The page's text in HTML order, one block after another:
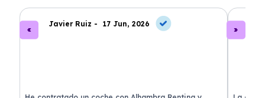
Javier Ruiz - 17 Jun, 2026